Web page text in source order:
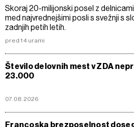
Skoraj 20-milijonski posel z
med najvrednejšimi posli s svežnji s
zadnjih petih letih.
pred 14 urami
Število delovnih mest v ZDA
23.000
07.08.2026
Francoska brezposelnost